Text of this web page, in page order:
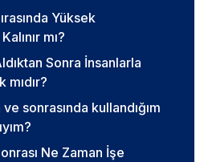
Yüksek
mı?
Sonra İnsanlarla
mıdır?
sonrasında kullandığım
Ne Zaman İşe